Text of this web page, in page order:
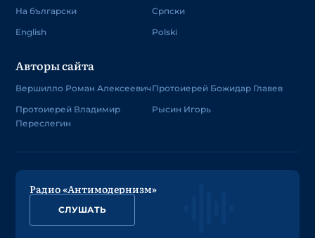
На български
English
Српски
Polski
Авторы сайта
Вершилло Роман Алексеевич
Протоиерей Владимир
Переслегин
Протоиерей Божидар Главев
Рысин Игорь
Радио «Антимодернизм»
СЛУШАТЬ